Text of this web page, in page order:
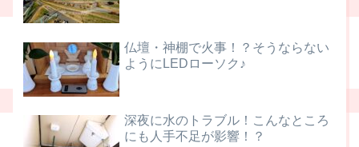
仏壇・神棚で火事！？そうならない
ようにLEDローソク♪
深夜に水のトラブル！こんなところ
にも人手不足が影響！？